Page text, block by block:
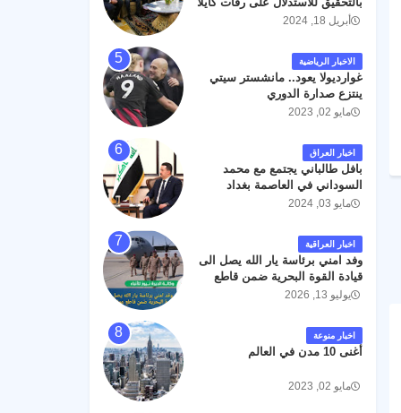
مولرأبريل 18, 2024
الاخبار الرياضية
غوارديولا يعود.. مانشستر سيتي
ينتزع صدارة الدوري
مايو 02, 2023
اخبار العراق
بافل طالباني يجتمع مع محمد
السوداني في العاصمة بغداد
مايو 03, 2024
اخبار العراقية
وفد امني برئاسة يار الله يصل الى
قيادة القوة البحرية ضمن قاطع
عمليات البصرة .
يوليو 13, 2026
اخبار منوعة
أغنى 10 مدن في العالم
مايو 02, 2023